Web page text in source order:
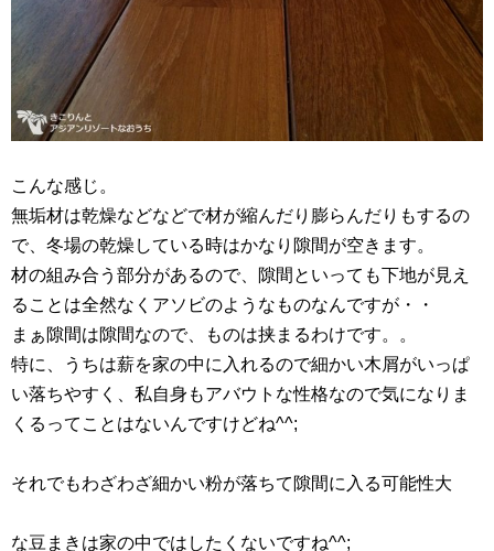
こんな感じ。
無垢材は乾燥などなどで材が縮んだり膨らんだりもするの
で、冬場の乾燥している時はかなり隙間が空きます。
材の組み合う部分があるので、隙間といっても下地が見え
ることは全然なくアソビのようなものなんですが・・
まぁ隙間は隙間なので、ものは挟まるわけです。。
特に、うちは薪を家の中に入れるので細かい木屑がいっぱ
い落ちやすく、私自身もアバウトな性格なので気になりま
くるってことはないんですけどね^^;
それでもわざわざ細かい粉が落ちて隙間に入る可能性大
な豆まきは家の中ではしたくないですね^^;